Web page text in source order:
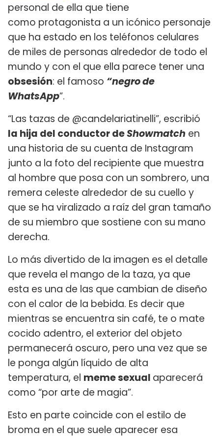
personal de ella que tiene
como protagonista a un icónico personaje
que ha estado en los teléfonos celulares
de miles de personas alrededor de todo el
mundo y con el que ella parece tener una
obsesión: el famoso “negro de
WhatsApp”.
“Las tazas de @candelariatinelli”, escribió
la hija del conductor deShowmatch en
una historia de su cuenta de Instagram
junto a la foto del recipiente que muestra
al hombre que posa con un sombrero, una
remera celeste alrededor de su cuello y
que se ha viralizado a raíz del gran tamaño
de su miembro que sostiene con su mano
derecha.
Lo más divertido de la imagen es el detalle
que revela el mango de la taza, ya que
esta es una de las que cambian de diseño
con el calor de la bebida. Es decir que
mientras se encuentra sin café, te o mate
cocido adentro, el exterior del objeto
permanecerá oscuro, pero una vez que se
le ponga algún líquido de alta
temperatura, el meme sexual aparecerá
como “por arte de magia”.
Esto en parte coincide con el estilo de
broma en el que suele aparecer esa